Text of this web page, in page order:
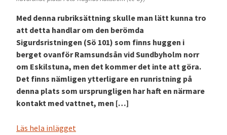
Med denna rubriksättning skulle man lätt kunna tro
att detta handlar om den berömda
Sigurdsristningen (Sö 101) som finns huggen i
berget ovanför Ramsundsån vid Sundbyholm norr
om Eskilstuna, men det kommer det inte att göra.
Det finns nämligen ytterligare en runristning på
denna plats som ursprungligen har haft en närmare
kontakt med vattnet, men […]
Läs hela inlägget